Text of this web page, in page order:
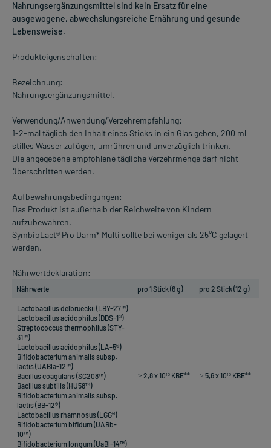
Nahrungsergänzungsmittel sind kein Ersatz für eine
ausgewogene, abwechslungsreiche Ernährung und gesunde
Lebensweise.
Produkteigenschaften:
Bezeichnung:
Nahrungsergänzungsmittel.
Verwendung/Anwendung/Verzehrempfehlung:
1-2-mal täglich den Inhalt eines Sticks in ein Glas geben, 200 ml
stilles Wasser zufügen, umrühren und unverzüglich trinken.
Die angegebene empfohlene tägliche Verzehrmenge darf nicht
überschritten werden.
Aufbewahrungsbedingungen:
Das Produkt ist außerhalb der Reichweite von Kindern
aufzubewahren.
SymbioLact® Pro Darm* Multi sollte bei weniger als 25°C gelagert
werden.
Nährwertdeklaration:
Nährwerte pro 1 Stick (6 g) pro 2 Stick (12 g)
Lactobacillus delbrueckii (LBY-27™)
Lactobacillus acidophilus (DDS-1®)
Streptococcus thermophilus (STY-
31™)
Lactobacillus acidophilus (LA-5®)
Bifidobacterium animalis subsp.
lactis (UABla-12™)
Bacillus coagulans (SC208™)
Bacillus subtilis (HU58™)
Bifidobacterium animalis subsp.
lactis (BB-12®)
Lactobacillus rhamnosus (LGG®)
Bifidobacterium bifidum (UABb-
10™)
Bifidobacterium longum (UaBl-14™)
≥ 2,8 x 1010 KBE** ≥ 5,6 x 1010 KBE**